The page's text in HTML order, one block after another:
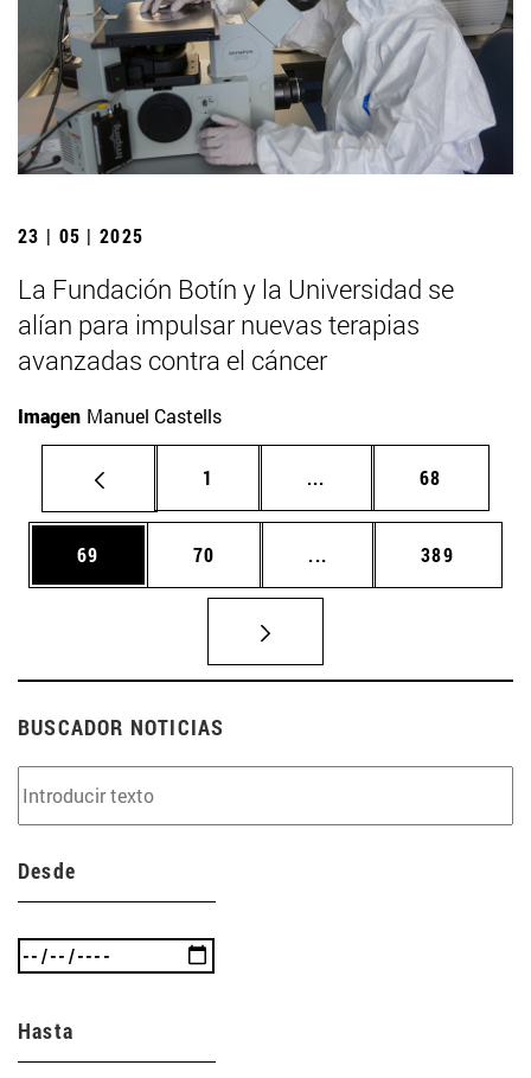
23 | 05 | 2025
La Fundación Botín y la Universidad se
alían para impulsar nuevas terapias
avanzadas contra el cáncer
Imagen Manuel Castells
Página
1 ... Páginas intermedias
Página
68
Página
69 Página
70 ... Páginas intermedias
Página
389
BUSCADOR NOTICIAS
Desde
Hasta